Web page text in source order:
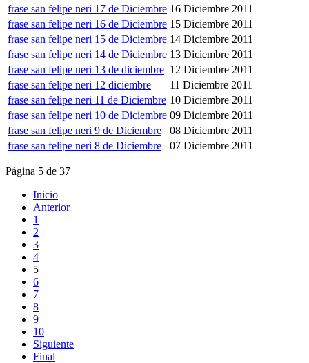
frase san felipe neri 17 de Diciembre 16 Diciembre 2011
frase san felipe neri 16 de Diciembre 15 Diciembre 2011
frase san felipe neri 15 de Diciembre 14 Diciembre 2011
frase san felipe neri 14 de Diciembre 13 Diciembre 2011
frase san felipe neri 13 de diciembre 12 Diciembre 2011
frase san felipe neri 12 diciembre
11 Diciembre 2011
frase san felipe neri 11 de Diciembre 10 Diciembre 2011
frase san felipe neri 10 de Diciembre 09 Diciembre 2011
frase san felipe neri 9 de Diciembre
08 Diciembre 2011
frase san felipe neri 8 de Diciembre
07 Diciembre 2011
Página 5 de 37
Inicio
Anterior
1
2
3
4
5
6
7
8
9
10
Siguiente
Final